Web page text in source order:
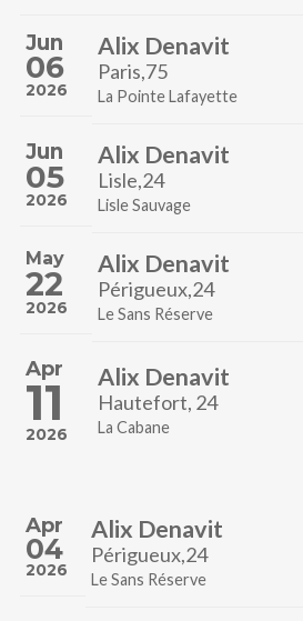
Jun
06
2026
Alix Denavit
Paris,75
La Pointe Lafayette
Jun
05
2026
Alix Denavit
Lisle,24
Lisle Sauvage
May
22
2026
Alix Denavit
Périgueux,24
Le Sans Réserve
Apr
11
2026
Alix Denavit
Hautefort, 24
La Cabane
Apr
04
2026
Alix Denavit
Périgueux,24
Le Sans Réserve